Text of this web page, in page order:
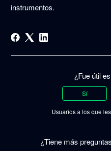
instrumentos.
¿Fue útil
Sí
Usuarios a los que
¿Tiene más